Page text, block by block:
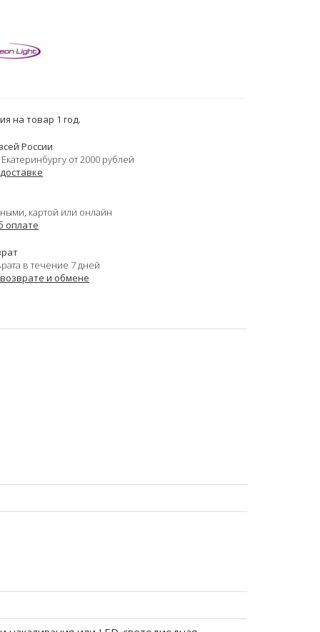
на товар 1 год.
России
от 2000 рублей
картой или онлайн
оплате
в течение 7 дней
и обмене